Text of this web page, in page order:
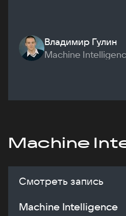
Владимир Гулин
Machine
Machine
Смотреть запись
Machine Intelligence